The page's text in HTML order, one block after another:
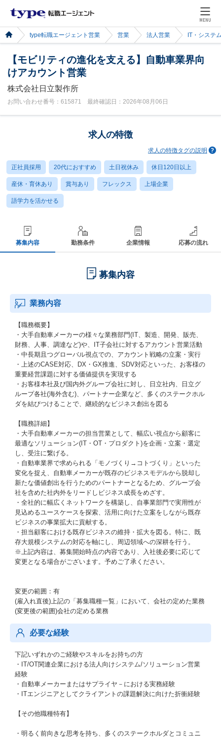
MENU
type転職エージェント営業 営業 法人営業 IT・システ
【モビリティの進化を支える】自動車業界向
けアカウント営業
株式会社日立製作所
お問い合わせ番号：615871 最終確認日：2026年08月06日
求人の特徴
求人の特徴タグの説明
正社員採用 20代におすすめ 土日祝休み 休日120日以上
産休・育休あり 賞与あり フレックス 上場企業
語学力を活かせる
募集内容 勤務条件 企業情報 応募の流れ
募集内容
業務内容
【職務概要】
・大手自動車メーカーの様々な業務部門(IT、製造、開発、販売、
財務、人事、調達など)や、IT子会社に対するアカウント営業活動
・中長期且つグローバル視点での、アカウント戦略の立案・実行
・上述のCASE対応、DX・GX推進、SDV対応といった、お客様の
重要経営課題に対する価値提供を実現する
・お客様本社及び国内外グループ会社に対し、日立社内、日立グ
ループ各社(海外含む)、パートナー企業など、多くのステークホル
ダを結びつけることで、継続的なビジネス創出を図る
【職務詳細】
・大手自動車メーカーの担当営業として、幅広い視点から顧客に
最適なソリューション(IT・OT・プロダクト)を企画・立案・選定
し、受注に繋げる。
・自動車業界で求められる「モノづくり→コトづくり」といった
変化を捉え、自動車メーカーが既存のビジネスモデルから脱却し
新たな価値創出を行うためのパートナーとなるため、グループ会
社を含めた社内外をリードしビジネス成長をめざす。
・全社的に幅広くネットワークを構築し、自事業部門で実用性が
見込めるユースケースを探索、活用に向けた立案をしながら既存
ビジネスの事業拡大に貢献する。
・担当顧客における既存ビジネスの維持・拡大を図る。特に、既
存大規模システムの対応を軸にし、周辺領域への深耕を行う。
※上記内容は、募集開始時点の内容であり、入社後必要に応じて
変更となる場合がございます。予めご了承ください。
変更の範囲：有
(雇入れ直後)上記の「募集職種一覧」において、会社の定めた業務
(変更後の範囲)会社の定める業務
必要な経験
下記いずれかのご経験やスキルをお持ちの方
・IT/OT関連企業における法人向けシステム/ソリューション営業
経験
・自動車メーカーまたはサプライヤ－における実務経験
・ITエンジニアとしてクライアントの課題解決に向けた折衝経験
【その他職種特有】
・明るく前向きな思考を持ち、多くのステークホルダとコミュニ